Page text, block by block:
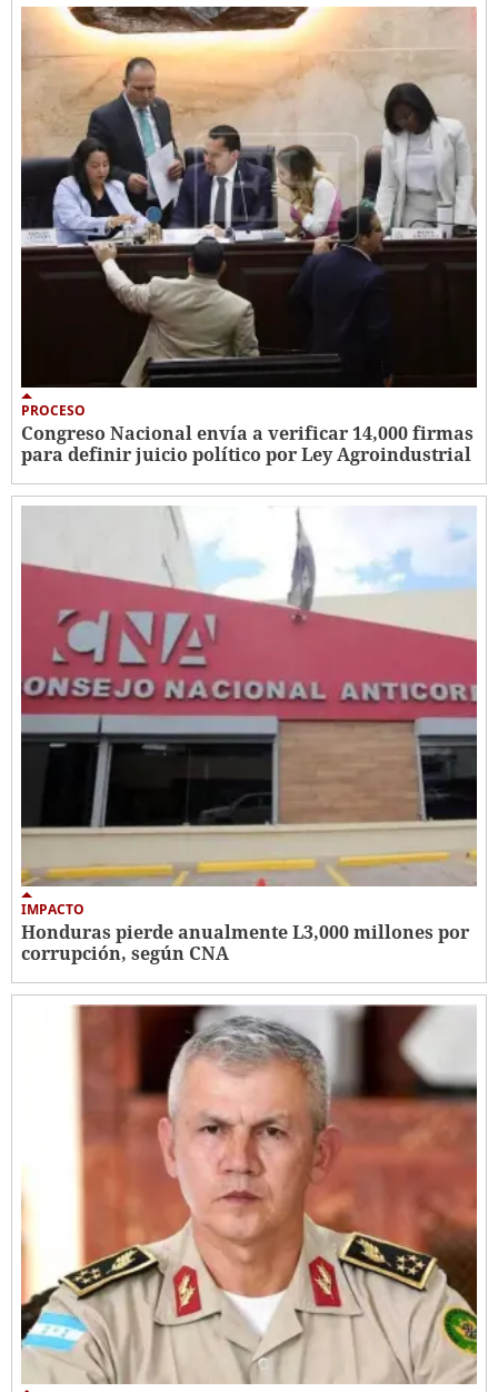
PROCESO
Congreso Nacional envía a verificar 14,000 firmas
para definir juicio político por Ley Agroindustrial
IMPACTO
Honduras pierde anualmente L3,000 millones por
corrupción, según CNA